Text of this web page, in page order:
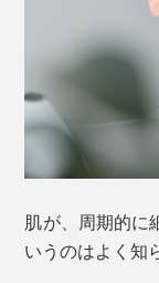
目元や口元な
すめ。ただし
ってください。
1度つけて、
す。
2005年。「
ました。
その立役者こそ
ーフェクトナチ
売」社長の辻 大
2000年ごろに
美肌成分とはな
肌が、周期的に
いうのはよく知